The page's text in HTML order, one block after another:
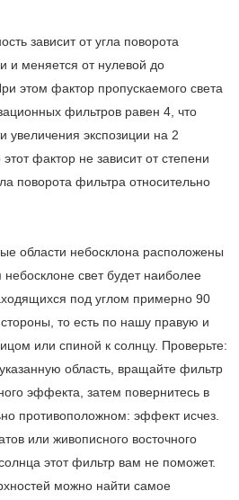
зависит от угла поворота
и меняется от нулевой до
этом фактор пропускаемого света
фильтров равен 4, что
увеличения экспозиции на 2
фактор не зависит от степени
поворота фильтра относительно
области небосклона расположены
свет будет наиболее
под углом примерно 90
то есть по нашу правую и
или спиной к солнцу. Проверьте:
область, вращайте фильтр
эффекта, затем повернитесь в
противоположном: эффект исчез.
или живописного восточного
этот фильтр вам не поможет.
можно найти самое